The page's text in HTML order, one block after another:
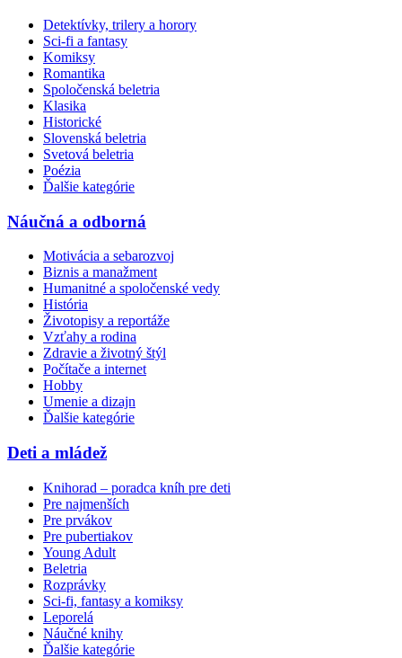
Detektívky, trilery a horory
Sci-fi a fantasy
Komiksy
Romantika
Spoločenská beletria
Klasika
Historické
Slovenská beletria
Svetová beletria
Poézia
Ďalšie kategórie
Náučná a odborná
Motivácia a sebarozvoj
Biznis a manažment
Humanitné a spoločenské vedy
História
Životopisy a reportáže
Vzťahy a rodina
Zdravie a životný štýl
Počítače a internet
Hobby
Umenie a dizajn
Ďalšie kategórie
Deti a mládež
Knihorad – poradca kníh pre deti
Pre najmenších
Pre prvákov
Pre pubertiakov
Young Adult
Beletria
Rozprávky
Sci-fi, fantasy a komiksy
Leporelá
Náučné knihy
Ďalšie kategórie